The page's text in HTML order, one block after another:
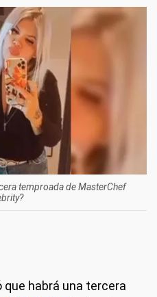
temproada de MasterChef
habrá una tercera